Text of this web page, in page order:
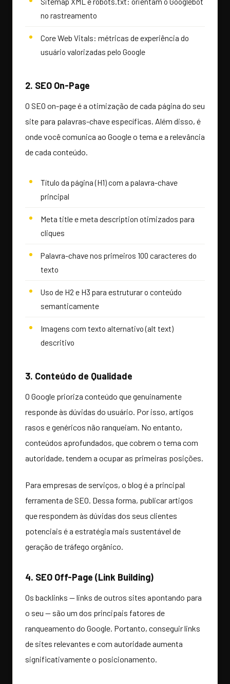
no rastreamento
Core Web Vitals: métricas de experiência do
usuário valorizadas pelo Google
2. SEO On-Page
O SEO on-page é a otimização de cada página do seu
site para palavras-chave específicas. Além disso, é
onde você comunica ao Google o tema e a relevância
de cada conteúdo.
Título da página (H1) com a palavra-chave
principal
Meta title e meta description otimizados para
cliques
Palavra-chave nos primeiros 100 caracteres do
texto
Uso de H2 e H3 para estruturar o conteúdo
semanticamente
Imagens com texto alternativo (alt text)
descritivo
3. Conteúdo de Qualidade
O Google prioriza conteúdo que genuinamente
responde às dúvidas do usuário. Por isso, artigos
rasos e genéricos não ranqueiam. No entanto,
conteúdos aprofundados, que cobrem o tema com
autoridade, tendem a ocupar as primeiras posições.
Para empresas de serviços, o blog é a principal
ferramenta de SEO. Dessa forma, publicar artigos
que respondem às dúvidas dos seus clientes
potenciais é a estratégia mais sustentável de
geração de tráfego orgânico.
4. SEO Off-Page (Link Building)
Os backlinks — links de outros sites apontando para
o seu — são um dos principais fatores de
ranqueamento do Google. Portanto, conseguir links
de sites relevantes e com autoridade aumenta
significativamente o posicionamento.